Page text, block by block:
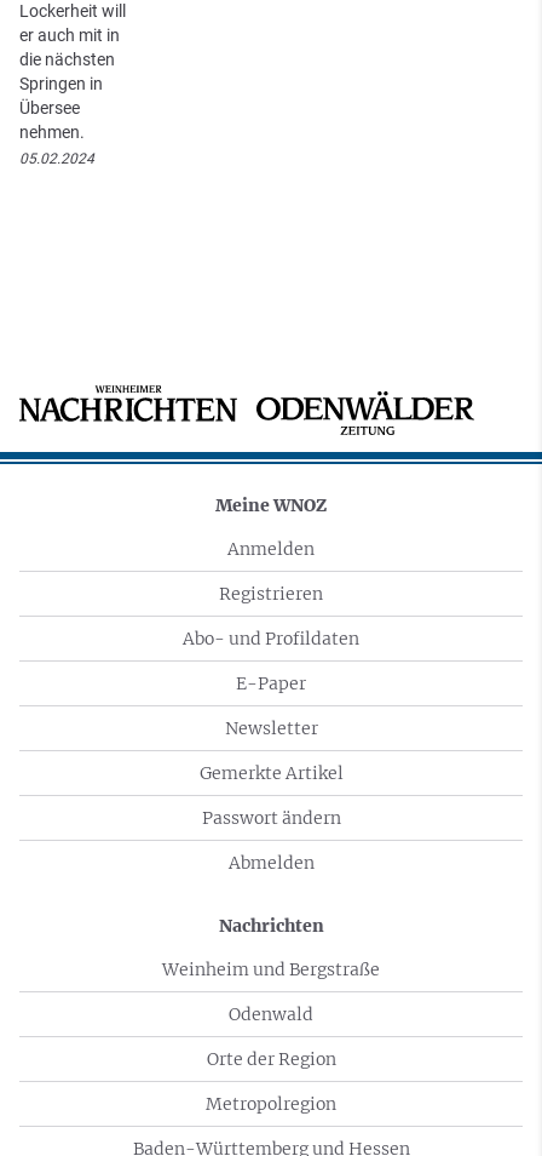
Lockerheit will
er auch mit in
die nächsten
Springen in
Übersee
nehmen.
05.02.2024
Meine WNOZ
Anmelden
Registrieren
Abo- und Profildaten
E-Paper
Newsletter
Gemerkte Artikel
Passwort ändern
Abmelden
Nachrichten
Weinheim und Bergstraße
Odenwald
Orte der Region
Metropolregion
Baden-Württemberg und Hessen